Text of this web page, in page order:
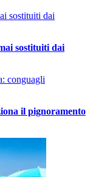
sostituiti dai
il pignoramento